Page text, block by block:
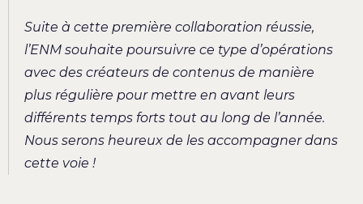
Suite à cette première collaboration réussie,
l’ENM souhaite poursuivre ce type d’opérations
avec des créateurs de contenus de manière
plus régulière pour mettre en avant leurs
différents temps forts tout au long de l’année.
Nous serons heureux de les accompagner dans
cette voie !